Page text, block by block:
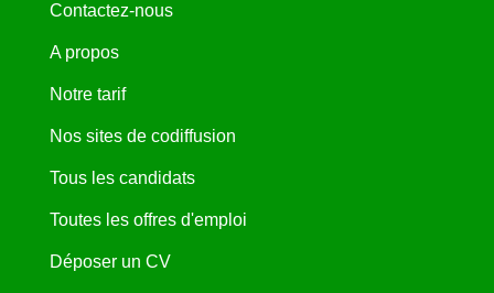
Contactez-nous
A propos
Notre tarif
Nos sites de codiffusion
Tous les candidats
Toutes les offres d'emploi
Déposer un CV